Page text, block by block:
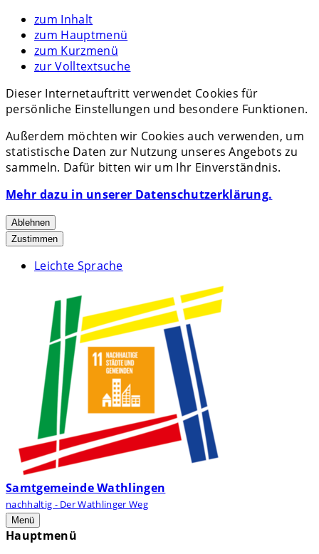
zum Inhalt
zum Hauptmenü
zum Kurzmenü
zur Volltextsuche
Dieser Internetauftritt verwendet Cookies für
persönliche Einstellungen und besondere Funktionen.
Außerdem möchten wir Cookies auch verwenden, um
statistische Daten zur Nutzung unseres Angebots zu
sammeln. Dafür bitten wir um Ihr Einverständnis.
Mehr dazu in unserer Datenschutzerklärung.
Ablehnen
Zustimmen
Leichte Sprache
Samtgemeinde Wathlingen
nachhaltig - Der Wathlinger Weg
Menü
Hauptmenü